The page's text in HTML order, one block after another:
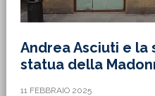
Andrea Asciuti e la
statua della
11 FEBBRAIO 2025